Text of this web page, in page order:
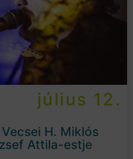
július 12.
H. Miklós
Attila-estje